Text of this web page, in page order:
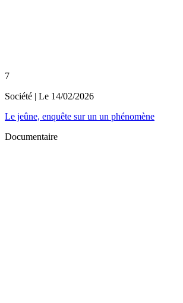
7
Société | Le 14/02/2026
Le jeûne, enquête sur un un phénomène
Documentaire